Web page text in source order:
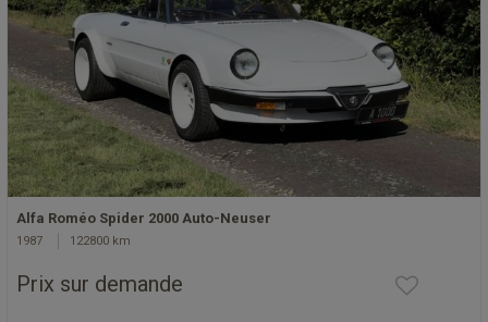
Alfa Roméo Spider 2000 Auto-Neuser
1987 122800 km
Prix sur demande